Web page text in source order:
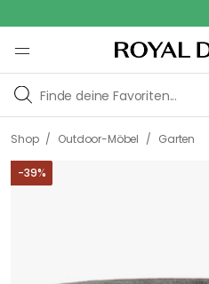
Shop / Outdoor-Möbel / Garten
-39%